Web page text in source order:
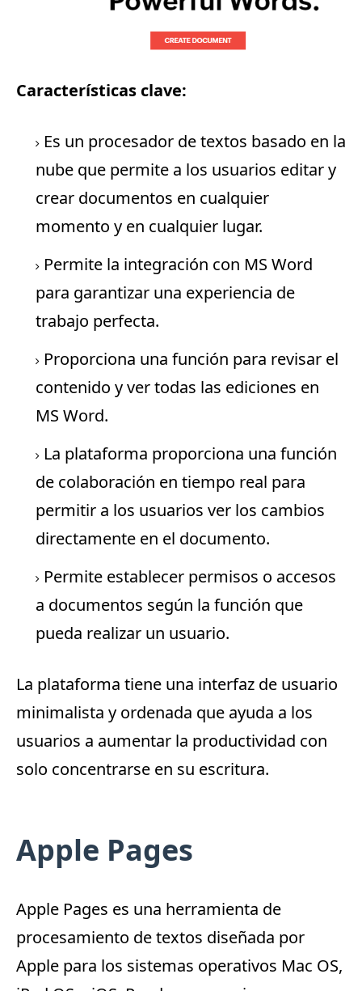
Características clave:
Es un procesador de textos basado en la
nube que permite a los usuarios editar y
crear documentos en cualquier
momento y en cualquier lugar.
Permite la integración con MS Word
para garantizar una experiencia de
trabajo perfecta.
Proporciona una función para revisar el
contenido y ver todas las ediciones en
MS Word.
La plataforma proporciona una función
de colaboración en tiempo real para
permitir a los usuarios ver los cambios
directamente en el documento.
Permite establecer permisos o accesos
a documentos según la función que
pueda realizar un usuario.
La plataforma tiene una interfaz de usuario
minimalista y ordenada que ayuda a los
usuarios a aumentar la productividad con
solo concentrarse en su escritura.
Apple Pages
Apple Pages es una herramienta de
procesamiento de textos diseñada por
Apple para los sistemas operativos Mac OS,